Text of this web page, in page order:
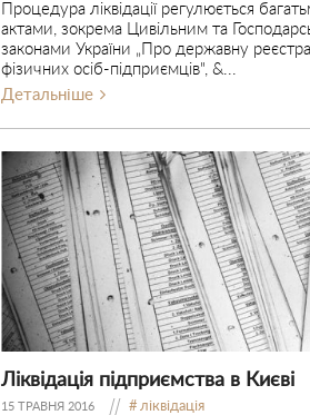
Процедура ліквідації регулюється
актами, зокрема Цивільним та
законами України „Про державну
фізичних осіб-підприємців", &...
Детальніше
Ліквідація підприємства в Києві
15 ТРАВНЯ 2016 ліквідація